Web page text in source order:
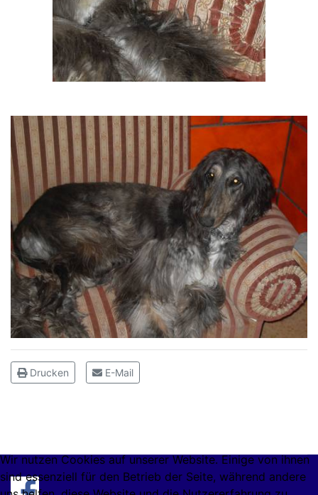
Drucken E-Mail
Wir nutzen Cookies auf unserer Website. Einige von ihnen
sind essenziell für den Betrieb der Seite, während andere